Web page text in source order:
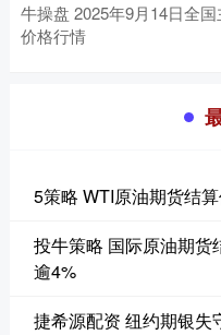
牛操盘 2025年9月14日全
价格行情
5策略 WTI原油期货结
投牛策略 国际原油期货
逾4%
捷希源配资 纽约期银失